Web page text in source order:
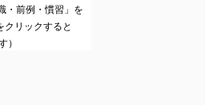
・前例・慣習」を
クリックすると
）